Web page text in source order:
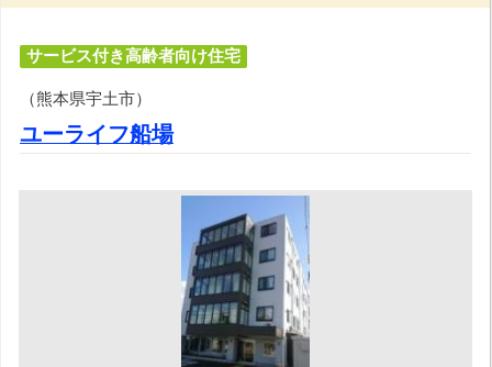
サービス付き高齢者向け住宅
（熊本県宇土市）
ユーライフ船場